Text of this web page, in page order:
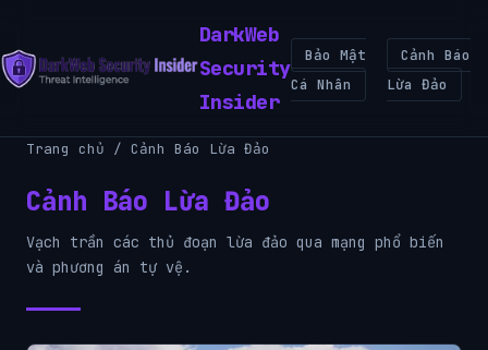
DarkWeb
Security
Insider
Bảo Mật
Cá Nhân
Cảnh Báo
Lừa Đảo
Trang chủ / Cảnh Báo Lừa Đảo
Cảnh Báo Lừa Đảo
Vạch trần các thủ đoạn lừa đảo qua mạng phổ biến
và phương án tự vệ.